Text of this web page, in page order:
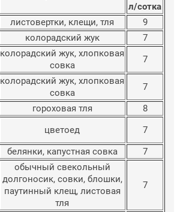
л/сотка
листовертки, клещи, тля
9
колорадский жук
7
колорадский жук, хлопковая
совка
7
колорадский жук, хлопковая
совка
7
гороховая тля
8
цветоед
7
белянки, капустная совка 7
обычный свекольный
долгоносик, совки, блошки,
паутинный клещ, листовая
тля
7